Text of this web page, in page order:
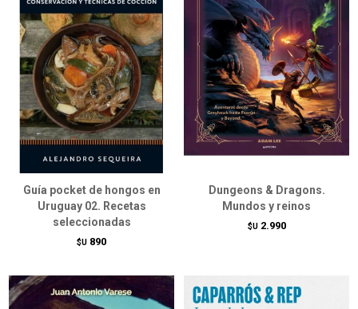
Guía pocket de hongos en
Uruguay 02. Recetas
seleccionadas
$U 890
Dungeons & Dragons.
Mundos y reinos
$U 2.990